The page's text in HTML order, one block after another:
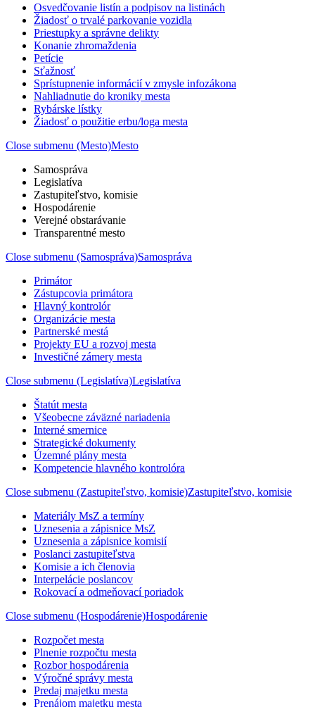
Osvedčovanie listín a podpisov na listinách
Žiadosť o trvalé parkovanie vozidla
Priestupky a správne delikty
Konanie zhromaždenia
Petície
Sťažnosť
Sprístupnenie informácií v zmysle infozákona
Nahliadnutie do kroniky mesta
Rybárske lístky
Žiadosť o použitie erbu/loga mesta
Close submenu (Mesto)Mesto
Samospráva
Legislatíva
Zastupiteľstvo, komisie
Hospodárenie
Verejné obstarávanie
Transparentné mesto
Close submenu (Samospráva)Samospráva
Primátor
Zástupcovia primátora
Hlavný kontrolór
Organizácie mesta
Partnerské mestá
Projekty EU a rozvoj mesta
Investičné zámery mesta
Close submenu (Legislatíva)Legislatíva
Štatút mesta
Všeobecne záväzné nariadenia
Interné smernice
Strategické dokumenty
Územné plány mesta
Kompetencie hlavného kontrolóra
Close submenu (Zastupiteľstvo, komisie)Zastupiteľstvo, komisie
Materiály MsZ a termíny
Uznesenia a zápisnice MsZ
Uznesenia a zápisnice komisií
Poslanci zastupiteľstva
Komisie a ich členovia
Interpelácie poslancov
Rokovací a odmeňovací poriadok
Close submenu (Hospodárenie)Hospodárenie
Rozpočet mesta
Plnenie rozpočtu mesta
Rozbor hospodárenia
Výročné správy mesta
Predaj majetku mesta
Prenájom majetku mesta